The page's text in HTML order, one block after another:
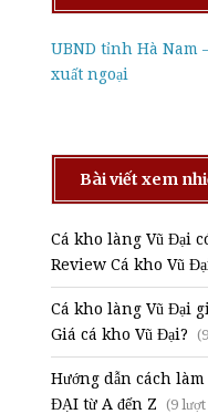
UBND tỉnh Hà Nam
xuất ngoại
Bài viết xem
Cá kho làng Vũ Đại
Review Cá kho Vũ
Cá kho làng Vũ Đại
Giá cá kho Vũ Đại?
Hướng dẫn cách làm
ĐẠI từ A đến Z (9